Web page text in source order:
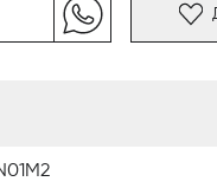
вызывает